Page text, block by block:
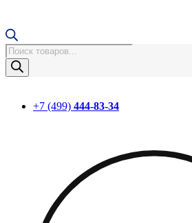
Поиск
товаров
+7 (499) 444-83-34